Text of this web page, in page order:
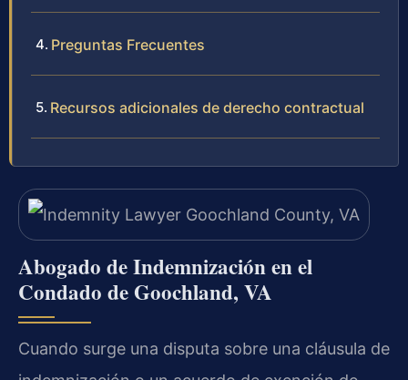
Preguntas Frecuentes
Recursos adicionales de derecho contractual
Abogado de Indemnización en el
Condado de Goochland, VA
Cuando surge una disputa sobre una cláusula de